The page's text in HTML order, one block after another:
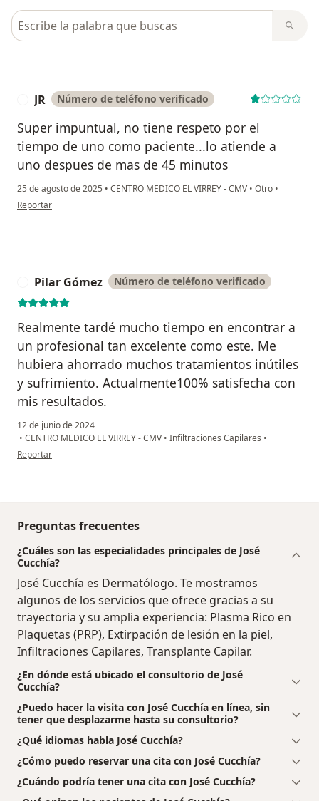
Busca en opiniones
JR Número de teléfono verificado
Super impuntual, no tiene respeto por el
tiempo de uno como paciente...lo atiende a
uno despues de mas de 45 minutos
25 de agosto de 2025 • CENTRO MEDICO EL VIRREY - CMV • Otro •
en opinión del usuario JR
Reportar
Pilar Gómez Número de teléfono verificado
Realmente tardé mucho tiempo en encontrar a
un profesional tan excelente como este. Me
hubiera ahorrado muchos tratamientos inútiles
y sufrimiento. Actualmente100% satisfecha con
mis resultados.
12 de junio de 2024
• CENTRO MEDICO EL VIRREY - CMV • Infiltraciones Capilares •
en opinión del usuario Pilar Gómez
Reportar
Preguntas frecuentes
¿Cuáles son las especialidades principales de José
Cucchía?
José Cucchía es Dermatólogo. Te mostramos
algunos de los servicios que ofrece gracias a su
trayectoria y su amplia experiencia: Plasma Rico en
Plaquetas (PRP), Extirpación de lesión en la piel,
Infiltraciones Capilares, Transplante Capilar.
¿En dónde está ubicado el consultorio de José
Cucchía?
¿Puedo hacer la visita con José Cucchía en línea, sin
tener que desplazarme hasta su consultorio?
¿Qué idiomas habla José Cucchía?
¿Cómo puedo reservar una cita con José Cucchía?
¿Cuándo podría tener una cita con José Cucchía?